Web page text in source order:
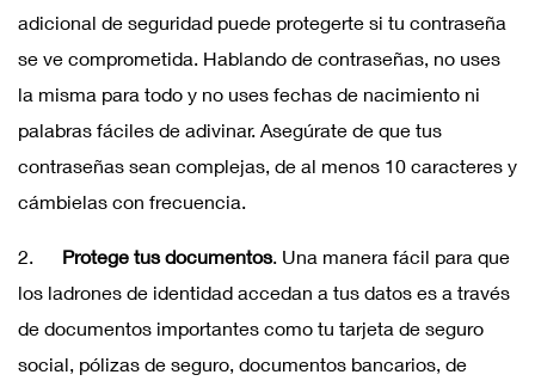
adicional de seguridad puede protegerte si tu contraseña
se ve comprometida. Hablando de contraseñas, no uses
la misma para todo y no uses fechas de nacimiento ni
palabras fáciles de adivinar. Asegúrate de que tus
contraseñas sean complejas, de al menos 10 caracteres y
cámbielas con frecuencia.
2. Protege tus documentos. Una manera fácil para que
los ladrones de identidad accedan a tus datos es a través
de documentos importantes como tu tarjeta de seguro
social, pólizas de seguro, documentos bancarios, de